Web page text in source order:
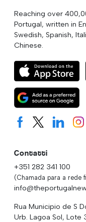
Reaching over
Portugal, written in
Swedish, Spanish,
Chinese.
Contatti
+351 282 341 100
(Chamada para a rede
Rua Municipio de S
Urb. Lagoa Sol, Lote